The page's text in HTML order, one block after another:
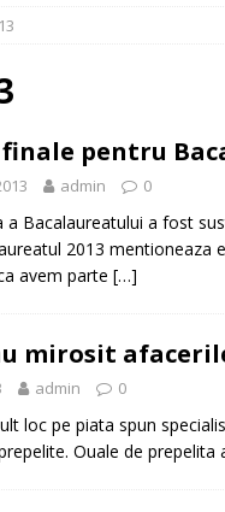
RAPID
[ 29 iulie 2024 ]
RAPID
[ 6 ianuarie 2025 ]
pentru
admin 0
a Bacalaureatului a fost
2013
avem parte […]
mirosit
admin 0
loc pe piata spun
Ouale de